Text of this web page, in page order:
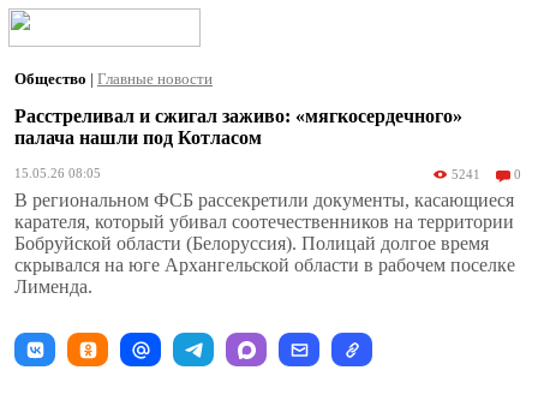
Общество | Главные новости
Расстреливал и сжигал заживо: «мягкосердечного»
палача нашли под Котласом
15.05.26 08:05 5241 0
В региональном ФСБ рассекретили документы, касающиеся
карателя, который убивал соотечественников на территории
Бобруйской области (Белоруссия). Полицай долгое время
скрывался на юге Архангельской области в рабочем поселке
Лименда.